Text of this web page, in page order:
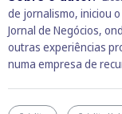
de jornalismo, iniciou
Jornal de Negócios,
outras experiências
numa empresa de